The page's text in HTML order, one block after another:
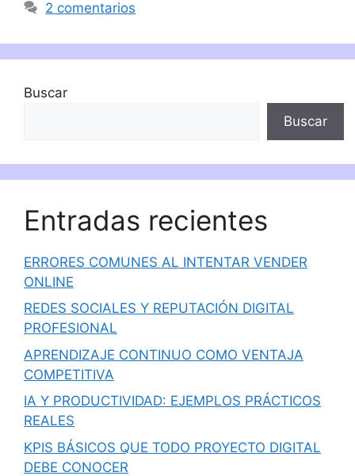
2 comentarios
Buscar
Buscar
Entradas recientes
ERRORES COMUNES AL INTENTAR VENDER
ONLINE
REDES SOCIALES Y REPUTACIÓN DIGITAL
PROFESIONAL
APRENDIZAJE CONTINUO COMO VENTAJA
COMPETITIVA
IA Y PRODUCTIVIDAD: EJEMPLOS PRÁCTICOS
REALES
KPIS BÁSICOS QUE TODO PROYECTO DIGITAL
DEBE CONOCER